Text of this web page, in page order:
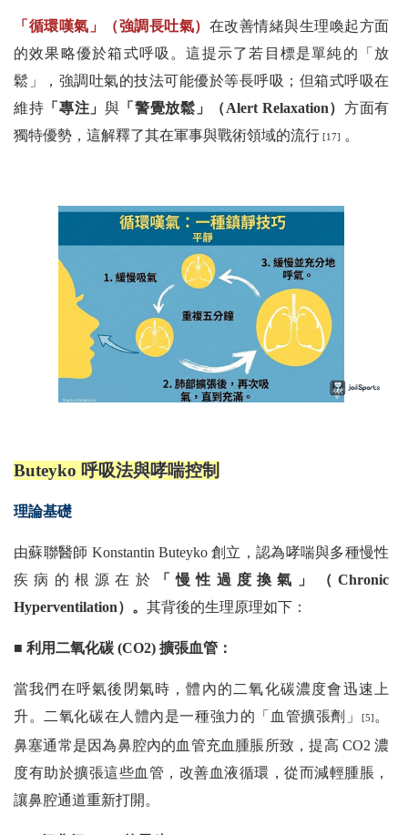
「循環嘆氣」（強調長吐氣） 在改善情緒與生理喚起方面
的效果略優於箱式呼吸。這提示了若目標是單純的「放
鬆」，強調吐氣的技法可能優於等長呼吸；但箱式呼吸在
維持 「專注」 與 「警覺放鬆」（Alert Relaxation） 方面有
獨特優勢，這解釋了其在軍事與戰術領域的流行 [17] 。
Buteyko 呼吸法與哮喘控制
理論基礎
由蘇聯醫師 Konstantin Buteyko 創立，認為哮喘與多種慢性
疾病的根源在於
「慢性過度換氣」（Chronic
Hyperventilation）。 其背後的生理原理如下：
■ 利用二氧化碳 (CO2) 擴張血管：
當我們在呼氣後閉氣時，體內的二氧化碳濃度會迅速上
升。二氧化碳在人體內是一種強力的「血管擴張劑」
[5] 。
鼻塞通常是因為鼻腔內的血管充血腫脹所致，提高 CO2 濃
度有助於擴張這些血管，改善血液循環，從而減輕腫脹，
讓鼻腔通道重新打開。